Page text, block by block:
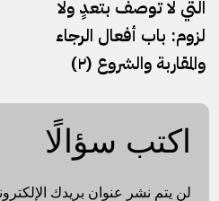
التي لا توصف بتعدٍ ولا
لزوم: باب أفعال الرجاء
والمقاربة والشروع (٢)
اكتب سؤالًا
لن يتم نشر عنوان بريدك